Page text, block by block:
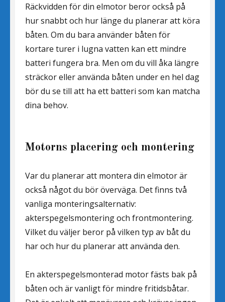
Räckvidden för din elmotor beror också på
hur snabbt och hur länge du planerar att köra
båten. Om du bara använder båten för
kortare turer i lugna vatten kan ett mindre
batteri fungera bra. Men om du vill åka längre
sträckor eller använda båten under en hel dag
bör du se till att ha ett batteri som kan matcha
dina behov.
Motorns placering och montering
Var du planerar att montera din elmotor är
också något du bör överväga. Det finns två
vanliga monteringsalternativ:
akterspegelsmontering och frontmontering.
Vilket du väljer beror på vilken typ av båt du
har och hur du planerar att använda den.
En akterspegelsmonterad motor fästs bak på
båten och är vanligt för mindre fritidsbåtar.